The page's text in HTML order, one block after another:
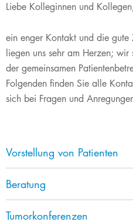
​Liebe Kolleginnen und
ein enger Kontakt und die gute
liegen uns sehr am Herzen;
der gemeinsamen
Folgenden finden Sie alle
sich bei Fragen und
Vorstellung von Patienten
Beratung
Tumorkonferenzen